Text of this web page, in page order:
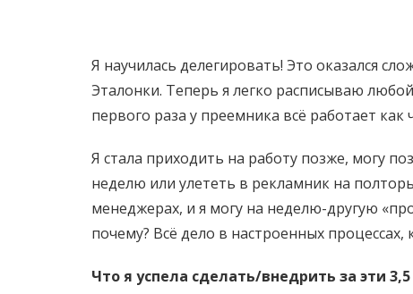
Я научилась делегировать! Это оказался
Эталонки. Теперь я легко расписываю
первого раза у преемника всё работает
Я стала приходить на работу позже, могу
неделю или улететь в рекламник на
менеджерах, и я могу на неделю-другую
почему? Всё дело в настроенных
Что я успела сделать/внедрить за эти